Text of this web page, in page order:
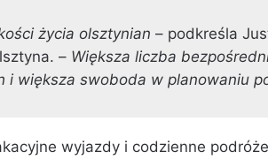
życia olsztynian – podkreśla
– Większa liczba
i większa swoboda w planowaniu
wyjazdy i codzienne